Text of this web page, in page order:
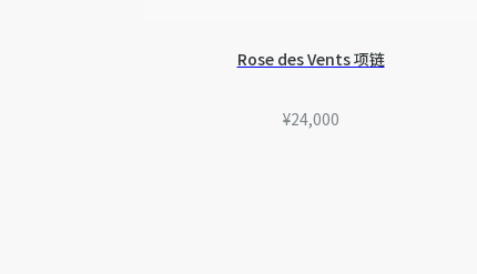
Rose des Vents 项链
¥24,000